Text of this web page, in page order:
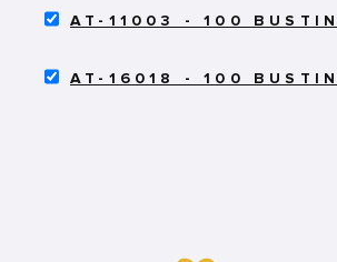
MATTE
BUNDLE
TAPPETINO
-
SELECT
-
AT-11003 - 100
SELECT
AT-16018 - 100